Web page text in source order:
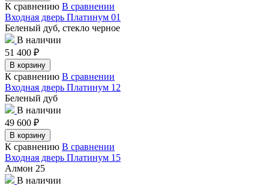
К сравнению В сравнении
Входная дверь Платинум 01
Беленый дуб, стекло черное
В наличии
51 400 ₽
В корзину
К сравнению В сравнении
Входная дверь Платинум 12
Беленый дуб
В наличии
49 600 ₽
В корзину
К сравнению В сравнении
Входная дверь Платинум 15
Алмон 25
В наличии